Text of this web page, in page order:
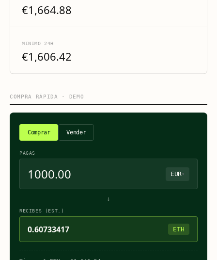
€1,664.88
MÍNIMO 24H
€1,606.42
COMPRA RÁPIDA · DEMO
Comprar Vender
PAGAS
EUR▾
↓
RECIBES (EST.)
0.60733417 ETH